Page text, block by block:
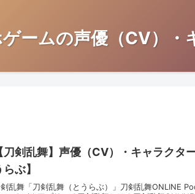
ームの声優（CV）・
刀剣乱舞】声優（CV）・キャラクタ
らぶ】
乱舞「刀剣乱舞（とうらぶ）」刀剣乱舞ONLINE